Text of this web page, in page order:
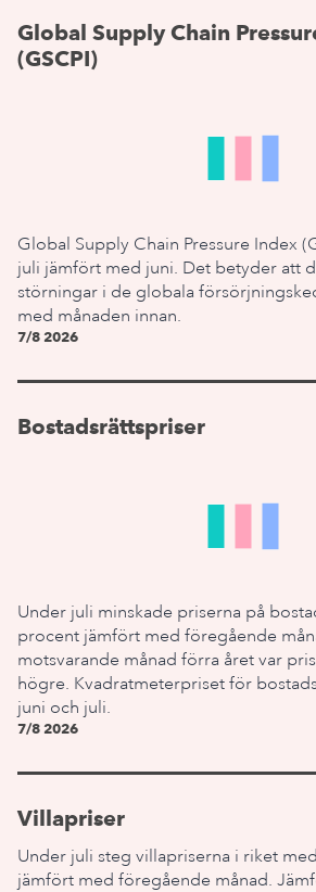
Global Supply Chain
(GSCPI)
Global Supply Chain Pressure Index
juli jämfört med juni. Det betyder att
störningar i de globala
med månaden innan.
7/8 2026
Bostadsrättspriser
Under juli minskade priserna på
procent jämfört med föregående
motsvarande månad förra året var
högre. Kvadratmeterpriset för
juni och juli.
7/8 2026
Villapriser
Under juli steg villapriserna i riket
jämfört med föregående månad.